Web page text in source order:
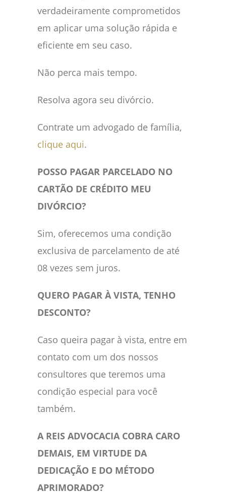
verdadeiramente comprometidos
em aplicar uma solução rápida e
eficiente em seu caso.
Não perca mais tempo.
Resolva agora seu divórcio.
Contrate um advogado de família,
clique aqui.
POSSO PAGAR PARCELADO NO
CARTÃO DE CRÉDITO MEU
DIVÓRCIO?
Sim, oferecemos uma condição
exclusiva de parcelamento de até
08 vezes sem juros.
QUERO PAGAR À VISTA, TENHO
DESCONTO?
Caso queira pagar à vista, entre em
contato com um dos nossos
consultores que teremos uma
condição especial para você
também.
A REIS ADVOCACIA COBRA CARO
DEMAIS, EM VIRTUDE DA
DEDICAÇÃO E DO MÉTODO
APRIMORADO?